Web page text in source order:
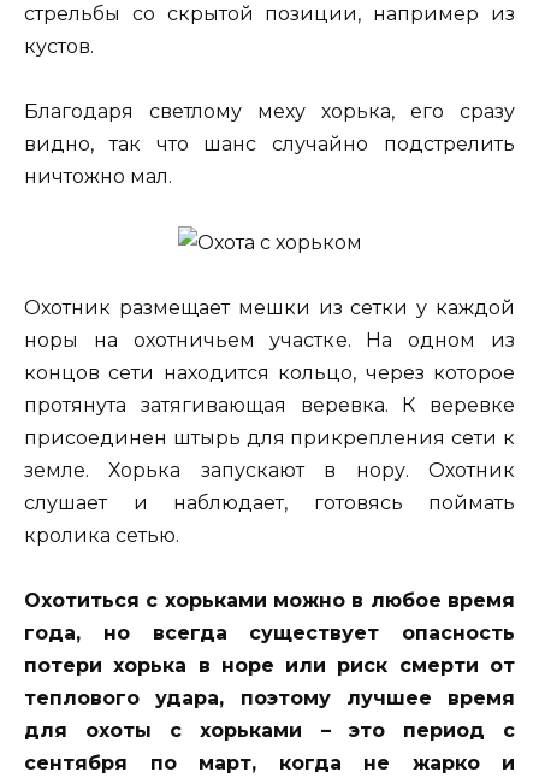
стрельбы со скрытой позиции, например из
кустов.
Благодаря светлому меху хорька, его сразу
видно, так что шанс случайно подстрелить
ничтожно мал.
Охотник размещает мешки из сетки у каждой
норы на охотничьем участке. На одном из
концов сети находится кольцо, через которое
протянута затягивающая веревка. К веревке
присоединен штырь для прикрепления сети к
земле. Хорька запускают в нору. Охотник
слушает и наблюдает, готовясь поймать
кролика сетью.
Охотиться с хорьками можно в любое время
года, но всегда существует опасность
потери хорька в норе или риск смерти от
теплового удара, поэтому лучшее время
для охоты с хорьками – это период с
сентября по март, когда не жарко и